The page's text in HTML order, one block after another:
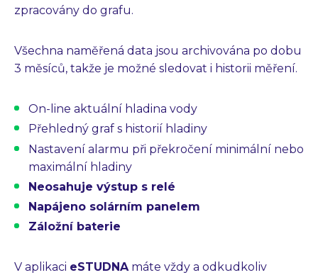
zpracovány do grafu.
Všechna naměřená data jsou archivována po dobu
3 měsíců, takže je možné sledovat i historii měření.
On-line aktuální hladina vody
Přehledný graf s historií hladiny
Nastavení alarmu při překročení minimální nebo
maximální hladiny
Neosahuje výstup s relé
Napájeno solárním panelem
Záložní baterie
V aplikaci eSTUDNAmáte vždy a odkudkoliv